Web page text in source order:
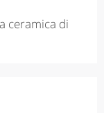
ceramica di